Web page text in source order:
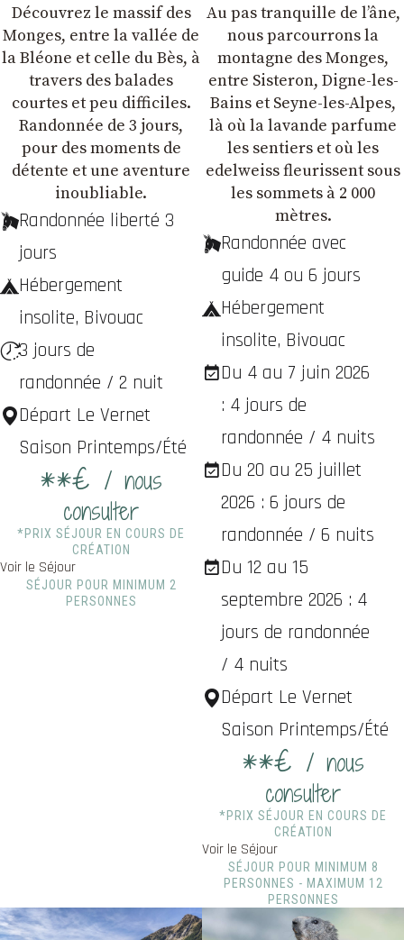
Découvrez le massif des
Monges, entre la vallée de
la Bléone et celle du Bès, à
travers des balades
courtes et peu difficiles.
Randonnée de 3 jours,
pour des moments de
détente et une aventure
inoubliable.
Randonnée liberté 3
jours
Hébergement
insolite, Bivouac
3 jours de
randonnée / 2 nuit
Départ Le Vernet
Saison Printemps/Été
**€ / nous
consulter
*PRIX SÉJOUR EN COURS DE
CRÉATION
Voir le Séjour
SÉJOUR POUR MINIMUM 2
PERSONNES
Au pas tranquille de l’âne,
nous parcourrons la
montagne des Monges,
entre Sisteron, Digne-les-
Bains et Seyne-les-Alpes,
là où la lavande parfume
les sentiers et où les
edelweiss fleurissent sous
les sommets à 2 000
mètres.
Randonnée avec
guide 4 ou 6 jours
Hébergement
insolite, Bivouac
Du 4 au 7 juin 2026
: 4 jours de
randonnée / 4 nuits
Du 20 au 25 juillet
2026 : 6 jours de
randonnée / 6 nuits
Du 12 au 15
septembre 2026 : 4
jours de randonnée
/ 4 nuits
Départ Le Vernet
Saison Printemps/Été
**€ / nous
consulter
*PRIX SÉJOUR EN COURS DE
CRÉATION
Voir le Séjour
SÉJOUR POUR MINIMUM 8
PERSONNES - MAXIMUM 12
PERSONNES